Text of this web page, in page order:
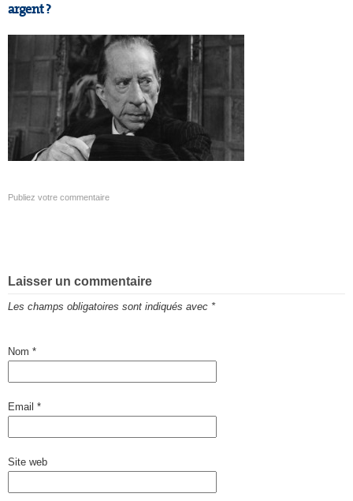
argent ?
Publiez votre commentaire
Laisser un commentaire
Les champs obligatoires sont indiqués avec *
Nom *
Email *
Site web